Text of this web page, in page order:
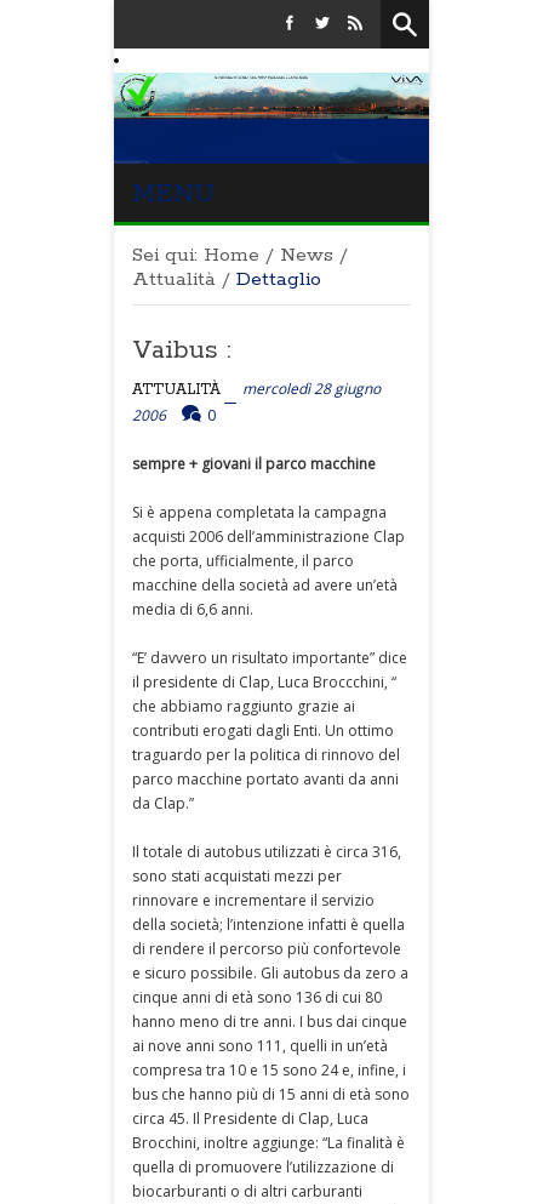
MENU
Sei qui: Home / News /
Attualità / Dettaglio
Vaibus :
ATTUALITÀ
mercoledì 28 giugno
2006
0
sempre + giovani il parco macchine
Si è appena completata la campagna
acquisti 2006 dell’amministrazione Clap
che porta, ufficialmente, il parco
macchine della società ad avere un’età
media di 6,6 anni.
“E’ davvero un risultato importante” dice
il presidente di Clap, Luca Broccchini, “
che abbiamo raggiunto grazie ai
contributi erogati dagli Enti. Un ottimo
traguardo per la politica di rinnovo del
parco macchine portato avanti da anni
da Clap.”
Il totale di autobus utilizzati è circa 316,
sono stati acquistati mezzi per
rinnovare e incrementare il servizio
della società; l’intenzione infatti è quella
di rendere il percorso più confortevole
e sicuro possibile. Gli autobus da zero a
cinque anni di età sono 136 di cui 80
hanno meno di tre anni. I bus dai cinque
ai nove anni sono 111, quelli in un’età
compresa tra 10 e 15 sono 24 e, infine, i
bus che hanno più di 15 anni di età sono
circa 45. Il Presidente di Clap, Luca
Brocchini, inoltre aggiunge: “La finalità è
quella di promuovere l’utilizzazione di
biocarburanti o di altri carburanti